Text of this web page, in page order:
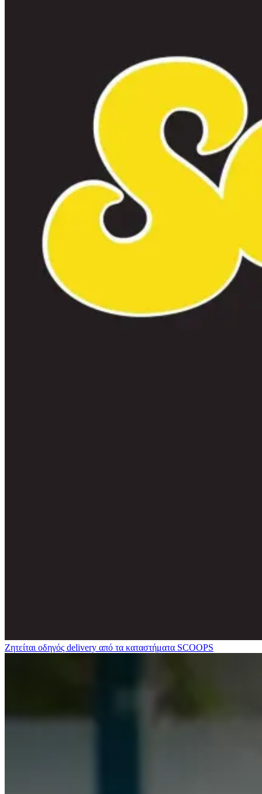
Ζητείται οδηγός delivery από τα καταστήματα SCOOPS